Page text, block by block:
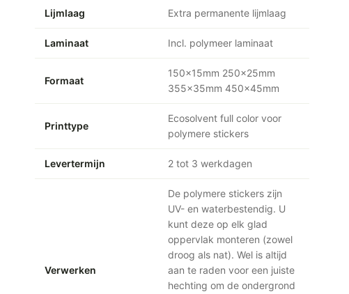
Lijmlaag Extra permanente lijmlaag
Laminaat Incl. polymeer laminaat
Formaat
150x15mm 250x25mm
355x35mm 450x45mm
Printtype
Ecosolvent full color voor
polymere stickers
Levertermijn 2 tot 3 werkdagen
Verwerken
De polymere stickers zijn
UV- en waterbestendig. U
kunt deze op elk glad
oppervlak monteren (zowel
droog als nat). Wel is altijd
aan te raden voor een juiste
hechting om de ondergrond